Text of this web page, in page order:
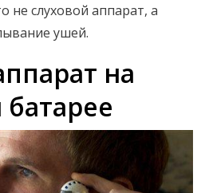
не слуховой аппарат, а
ушей.
на